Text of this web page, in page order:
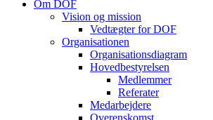
Om DOF
Vision og mission
Vedtægter for DOF
Organisationen
Organisationsdiagram
Hovedbestyrelsen
Medlemmer
Referater
Medarbejdere
Overenskomst